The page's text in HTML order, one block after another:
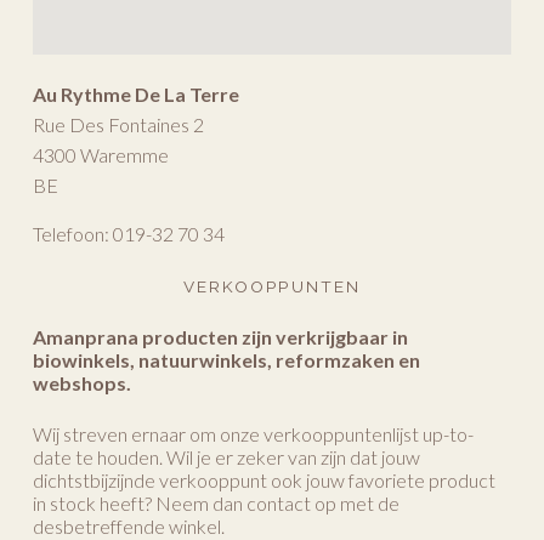
Au Rythme De La Terre
Rue Des Fontaines 2
4300 Waremme
BE
Telefoon: 019-32 70 34
VERKOOPPUNTEN
Amanprana producten zijn verkrijgbaar in
biowinkels, natuurwinkels, reformzaken en
webshops.
Wij streven ernaar om onze verkooppuntenlijst up-to-
date te houden. Wil je er zeker van zijn dat jouw
dichtstbijzijnde verkooppunt ook jouw favoriete product
in stock heeft? Neem dan contact op met de
desbetreffende winkel.